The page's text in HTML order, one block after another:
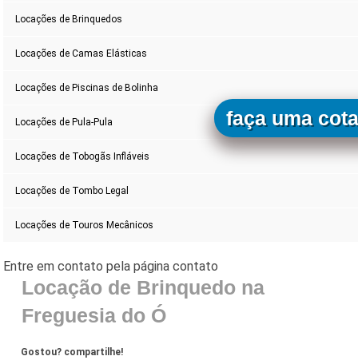
Locações de Brinquedos
Locações de Camas Elásticas
Locações de Piscinas de Bolinha
Locações de Pula-Pula
Locações de Tobogãs Infláveis
Locações de Tombo Legal
Locações de Touros Mecânicos
Locação de Brinquedo na
Freguesia do Ó
Gostou? compartilhe!
faça uma